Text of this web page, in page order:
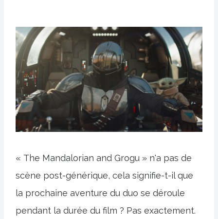
« The Mandalorian and Grogu » n'a pas de
scène post-générique, cela signifie-t-il que
la prochaine aventure du duo se déroule
pendant la durée du film ? Pas exactement.